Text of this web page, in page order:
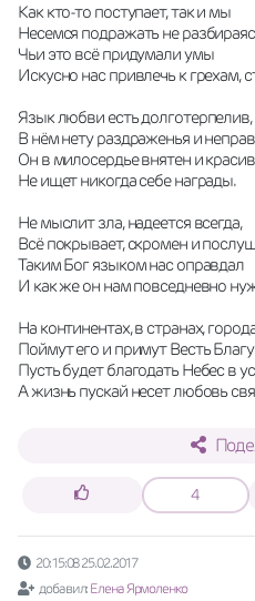
Как кто-то поступает, так и мы
Несемся подражать не
Чьи это всё придумали умы
Искусно нас привлечь к грехам,
Язык любви есть долготерпелив,
В нём нету раздраженья и
Он в милосердье внятен и
Не ищет никогда себе награды.
Не мыслит зла, надеется всегда,
Всё покрывает, скромен и
Таким Бог языком нас оправдал
И как же он нам повседневно
На континентах, в странах,
Поймут его и примут Весть
Пусть будет благодать Небес в
А жизнь пускай несет любовь
4
20:15:08 25.02.2017
добавил: Елена Ярмоленко